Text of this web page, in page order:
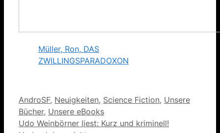
Müller, Ron, DAS
ZWILLINGSPARADOXON
Kategorien
AndroSF, Neuigkeiten, Science Fiction, Unsere
Bücher, Unsere eBooks
Udo Weinbörner liest: Kurz und kriminell!